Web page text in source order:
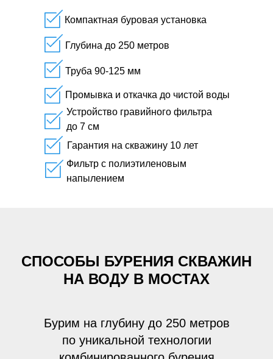
Компактная буровая установка
Глубина до 250 метров
Труба 90-125 мм
Промывка и откачка до чистой воды
Устройство гравийного фильтра
до 7 см
Фильтр с полиэтиленовым
напылением
Гарантия на скважину 10 лет
СПОСОБЫ БУРЕНИЯ СКВАЖИН
НА ВОДУ В МОСТАХ
Бурим на глубину до 250 метров
по уникальной технологии